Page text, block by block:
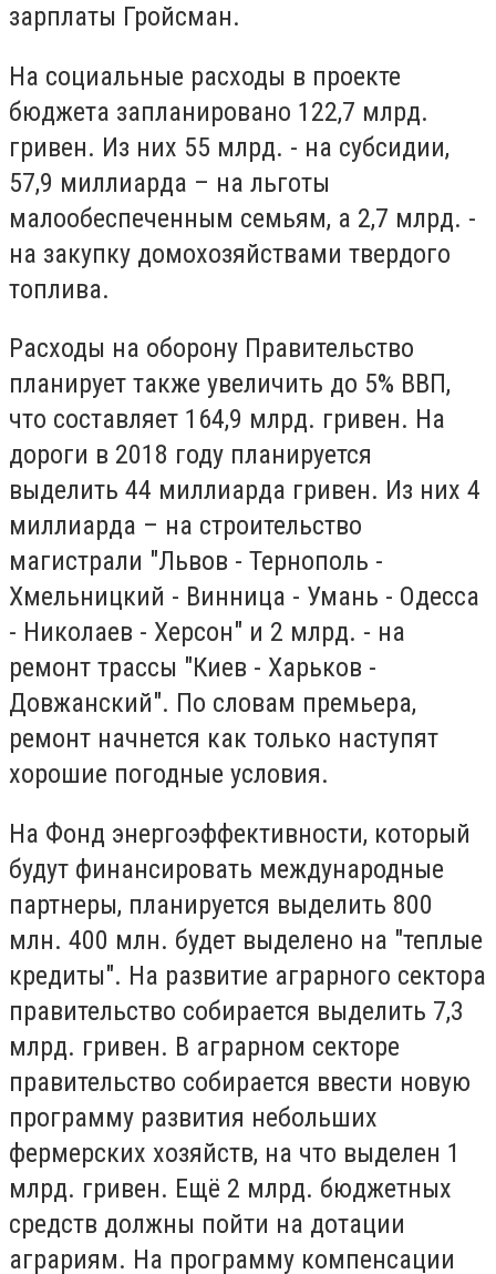
зарплаты Гройсман.
На социальные расходы в проекте
бюджета запланировано 122,7 млрд.
гривен. Из них 55 млрд. - на субсидии,
57,9 миллиарда – на льготы
малообеспеченным семьям, а 2,7 млрд. -
на закупку домохозяйствами твердого
топлива.
Расходы на оборону Правительство
планирует также увеличить до 5% ВВП,
что составляет 164,9 млрд. гривен. На
дороги в 2018 году планируется
выделить 44 миллиарда гривен. Из них 4
миллиарда – на строительство
магистрали "Львов - Тернополь -
Хмельницкий - Винница - Умань - Одесса
- Николаев - Херсон" и 2 млрд. - на
ремонт трассы "Киев - Харьков -
Довжанский". По словам премьера,
ремонт начнется как только наступят
хорошие погодные условия.
На Фонд энергоэффективности, который
будут финансировать международные
партнеры, планируется выделить 800
млн. 400 млн. будет выделено на "теплые
кредиты". На развитие аграрного сектора
правительство собирается выделить 7,3
млрд. гривен. В аграрном секторе
правительство собирается ввести новую
программу развития небольших
фермерских хозяйств, на что выделен 1
млрд. гривен. Ещё 2 млрд. бюджетных
средств должны пойти на дотации
аграриям. На программу компенсации